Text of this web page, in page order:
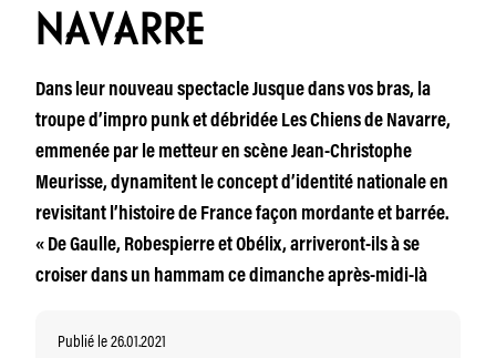
NAVARRE
Dans leur nouveau spectacle Jusque dans vos bras, la
troupe d’impro punk et débridée Les Chiens de Navarre,
emmenée par le metteur en scène Jean-Christophe
Meurisse, dynamitent le concept d’identité nationale en
revisitant l’histoire de France façon mordante et barrée.
« De Gaulle, Robespierre et Obélix, arriveront-ils à se
croiser dans un hammam ce dimanche après-midi-là
Publié le 26.01.2021